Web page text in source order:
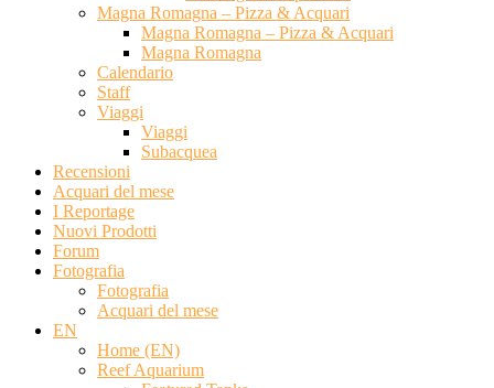
Magna Romagna – Pizza & Acquari
Magna Romagna – Pizza & Acquari
Magna Romagna
Calendario
Staff
Viaggi
Viaggi
Subacquea
Recensioni
Acquari del mese
I Reportage
Nuovi Prodotti
Forum
Fotografia
Fotografia
Acquari del mese
EN
Home (EN)
Reef Aquarium